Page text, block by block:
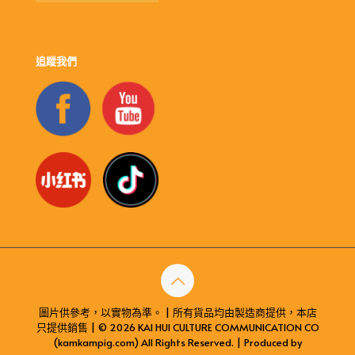
追蹤我們
圖片供參考，以實物為準。 | 所有貨品均由製造商提供，本店
只提供銷售 | © 2026 KAI HUI CULTURE COMMUNICATION CO
(kamkampig.com) All Rights Reserved. | Produced by